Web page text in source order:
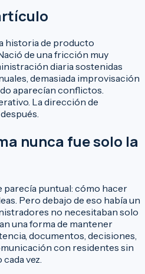
historia de producto
de una fricción muy
diaria sostenidas
demasiada improvisación
aparecían conflictos.
La dirección de
nunca fue solo la
puntual: cómo hacer
Pero debajo de eso había un
no necesitaban solo
una forma de mantener
documentos, decisiones,
con residentes sin
vez.